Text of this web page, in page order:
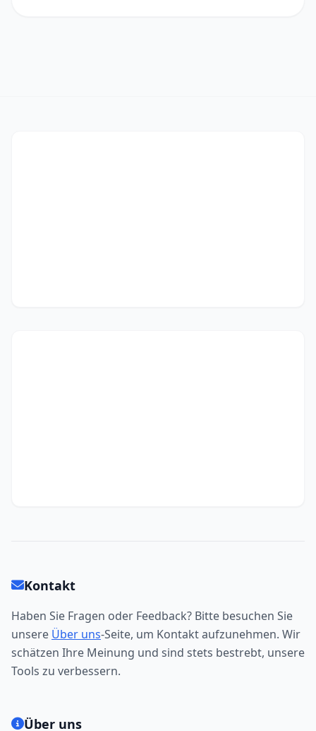
Kontakt
Haben Sie Fragen oder Feedback? Bitte besuchen Sie
unsere Über uns-Seite, um Kontakt aufzunehmen. Wir
schätzen Ihre Meinung und sind stets bestrebt, unsere
Tools zu verbessern.
Über uns